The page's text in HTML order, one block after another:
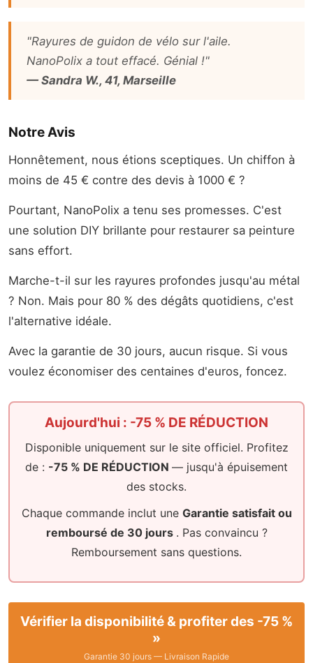
"Rayures de guidon de vélo sur l'aile.
NanoPolix a tout effacé. Génial !"
— Sandra W., 41, Marseille
Notre Avis
Honnêtement, nous étions sceptiques. Un chiffon à
moins de 45 € contre des devis à 1000 € ?
Pourtant, NanoPolix a tenu ses promesses. C'est
une solution DIY brillante pour restaurer sa peinture
sans effort.
Marche-t-il sur les rayures profondes jusqu'au métal
? Non. Mais pour 80 % des dégâts quotidiens, c'est
l'alternative idéale.
Avec la garantie de 30 jours, aucun risque. Si vous
voulez économiser des centaines d'euros, foncez.
Aujourd'hui : -75 % DE RÉDUCTION
Disponible uniquement sur le site officiel. Profitez
de : -75 % DE RÉDUCTION — jusqu'à épuisement
des stocks.
Chaque commande inclut une Garantie satisfait ou
remboursé de 30 jours . Pas convaincu ?
Remboursement sans questions.
Vérifier la disponibilité & profiter des -75 %
»
Garantie 30 jours — Livraison Rapide